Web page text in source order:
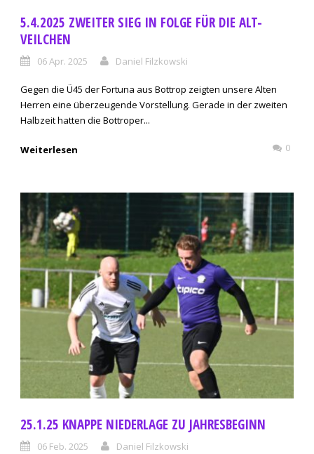
5.4.2025 ZWEITER SIEG IN FOLGE FÜR DIE ALT-
VEILCHEN
06 Apr. 2025 Daniel Filzkowski
Gegen die Ü45 der Fortuna aus Bottrop zeigten unsere Alten
Herren eine überzeugende Vorstellung. Gerade in der zweiten
Halbzeit hatten die Bottroper...
Weiterlesen 0
25.1.25 KNAPPE NIEDERLAGE ZU JAHRESBEGINN
06 Feb. 2025 Daniel Filzkowski